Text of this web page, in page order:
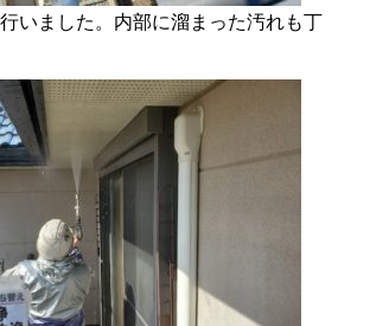
いました。内部に溜まった汚れも丁